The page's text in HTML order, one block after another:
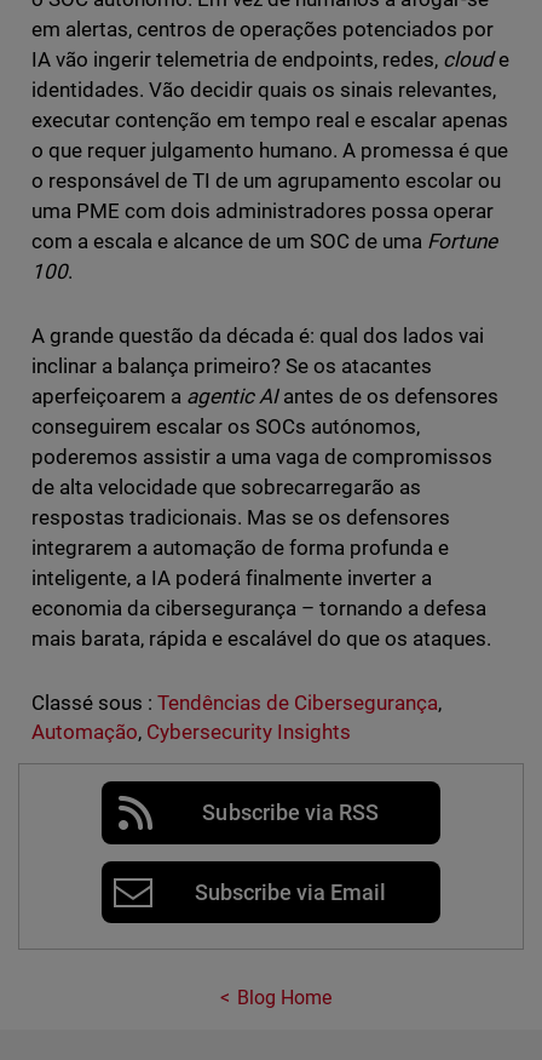
em alertas, centros de operações potenciados por
IA vão ingerir telemetria de endpoints, redes, cloude
identidades. Vão decidir quais os sinais relevantes,
executar contenção em tempo real e escalar apenas
o que requer julgamento humano. A promessa é que
o responsável de TI de um agrupamento escolar ou
uma PME com dois administradores possa operar
com a escala e alcance de um SOC de uma Fortune
100.
A grande questão da década é: qual dos lados vai
inclinar a balança primeiro? Se os atacantes
aperfeiçoarem a agentic AIantes de os defensores
conseguirem escalar os SOCs autónomos,
poderemos assistir a uma vaga de compromissos
de alta velocidade que sobrecarregarão as
respostas tradicionais. Mas se os defensores
integrarem a automação de forma profunda e
inteligente, a IA poderá finalmente inverter a
economia da cibersegurança – tornando a defesa
mais barata, rápida e escalável do que os ataques.
Classé sous : Tendências de Cibersegurança,
Automação, Cybersecurity Insights
Subscribe via RSS
Subscribe via Email
Blog Home